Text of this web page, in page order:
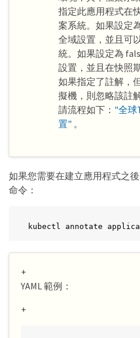
指定此應用程式在
案系統。如果設定
全域設置，並且可
統。如果設定為
設置，並且在快照
如果指定了註解，
擬機，則忽略該註
請流程如下： "全球
置" 。
如果您需要在建立應用程式之
命令：
kubectl annotate
+
YAML 範例：
+